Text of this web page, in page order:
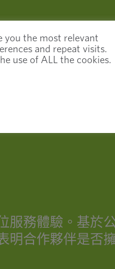
。簡而言之，您的
北美和歐洲的商業
成長：
服務體驗。基於
明合作夥伴是否
you the most relevant
and repeat visits.
use of ALL the cookies.